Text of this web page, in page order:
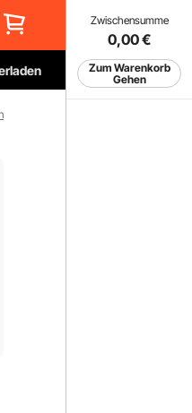
Zwischensumme
0,00€
Zum Warenkorb
Gehen